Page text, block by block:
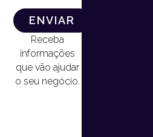
ENVIAR
Receba
informações
que vão ajudar
o seu negócio.